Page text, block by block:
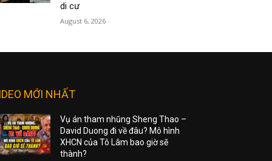
di cư
August 6, 2026
MỚI NHẤT
Vụ án tham nhũng Sheng Thao –
David Duong đi về đâu? Mô hình
XHCN của Tô Lâm bao giờ sẽ
thành?